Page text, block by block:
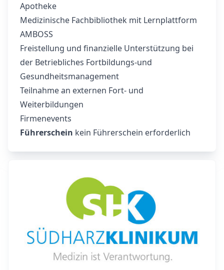
Apotheke
Medizinische Fachbibliothek mit Lernplattform
AMBOSS
Freistellung und finanzielle Unterstützung bei
der Betriebliches Fortbildungs-und
Gesundheitsmanagement
Teilnahme an externen Fort- und
Weiterbildungen
Firmenevents
Führerschein kein Führerschein erforderlich